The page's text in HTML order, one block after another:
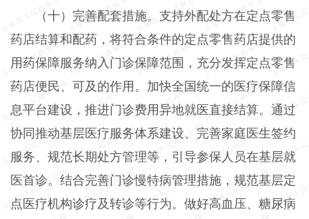
（十）完善配套措施。支持外配处方在定点零售
药店结算和配药，将符合条件的定点零售药店提供的
用药保障服务纳入门诊保障范围，充分发挥定点零售
药店便民、可及的作用。加快全国统一的医疗保障信
息平台建设，推进门诊费用异地就医直接结算。通过
协同推动基层医疗服务体系建设、完善家庭医生签约
服务、规范长期处方管理等，引导参保人员在基层就
医首诊。结合完善门诊慢特病管理措施，规范基层定
点医疗机构诊疗及转诊等行为。做好高血压、糖尿病